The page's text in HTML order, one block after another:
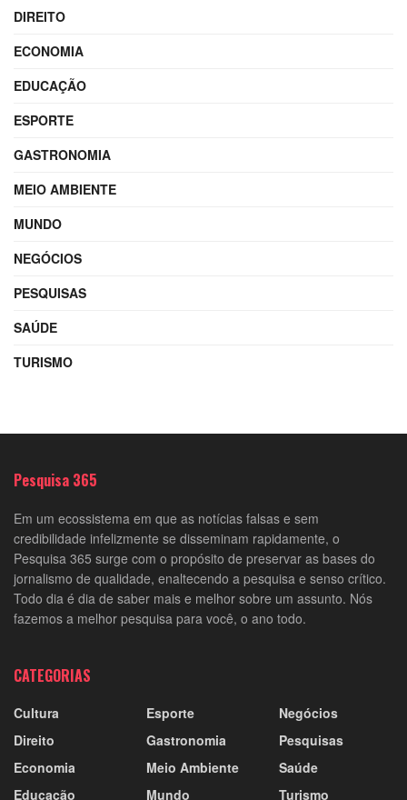
DIREITO
ECONOMIA
EDUCAÇÃO
ESPORTE
GASTRONOMIA
MEIO AMBIENTE
MUNDO
NEGÓCIOS
PESQUISAS
SAÚDE
TURISMO
Pesquisa 365
Em um ecossistema em que as notícias falsas e sem
credibilidade infelizmente se disseminam rapidamente, o
Pesquisa 365 surge com o propósito de preservar as bases do
jornalismo de qualidade, enaltecendo a pesquisa e senso crítico.
Todo dia é dia de saber mais e melhor sobre um assunto. Nós
fazemos a melhor pesquisa para você, o ano todo.
CATEGORIAS
Cultura
Direito
Economia
Educação
Esporte
Gastronomia
Meio Ambiente
Mundo
Negócios
Pesquisas
Saúde
Turismo